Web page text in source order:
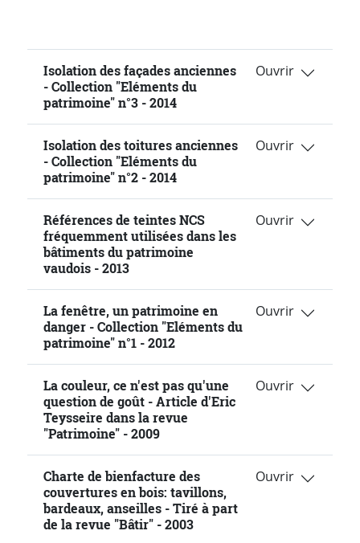
Isolation des façades anciennes
- Collection "Eléments du
patrimoine" n°3 - 2014
Isolation des toitures anciennes
- Collection "Eléments du
patrimoine" n°2 - 2014
Références de teintes NCS
fréquemment utilisées dans les
bâtiments du patrimoine
vaudois - 2013
La fenêtre, un patrimoine en
danger - Collection "Eléments du
patrimoine" n°1 - 2012
La couleur, ce n'est pas qu'une
question de goût - Article d'Eric
Teysseire dans la revue
"Patrimoine" - 2009
Charte de bienfacture des
couvertures en bois: tavillons,
bardeaux, anseilles - Tiré à part
de la revue "Bâtir" - 2003